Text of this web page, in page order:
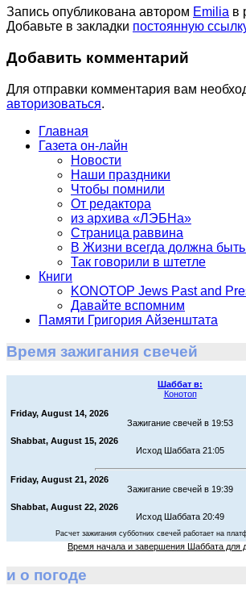
Запись опубликована автором Emilia в
Добавьте в закладки постоянную
Добавить комментарий
Для отправки комментария вам
авторизоваться.
Главная
Газета он-лайн
Новости
Наши праздники
Чтобы помнили
От редактора
из архива «ЛЭБНа»
Страница раввина
В Жизни всегда должна
Так говорили в штетле
Книги
KONOTOP Jews Past and
Давайте вспомним
Памяти Григория Айзенштата
Время зажигания свечей
Шаббат в:
Конотоп
Friday, August 14, 2026
Зажигание свечей в 19:53
Shabbat, August 15, 2026
Исход Шаббата 21:05
Friday, August 21, 2026
Зажигание свечей в 19:39
Shabbat, August 22, 2026
Исход Шаббата 20:49
Расчет зажигания субботних свечей работает на
Время начала и завершения Шаббата для
и о погоде